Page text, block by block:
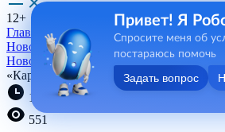
12+
Главная
Новости, пресса, события
Новости
«Картофан Криммович» приглашает
16:16 07.08.2023
551
Привет! Я
Спросите меня об
постараюсь помочь
Задать вопрос